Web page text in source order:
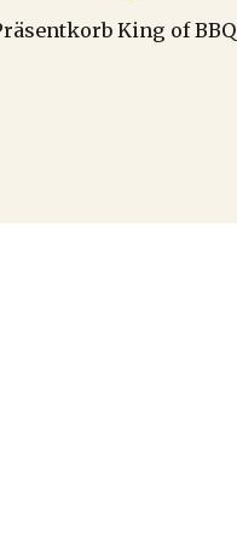
King of BBQ